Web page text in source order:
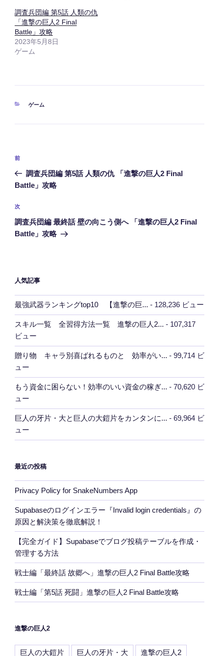
調査兵団編 第5話 人類の仇
「進撃の巨人2 Final
Battle」攻略
2023年5月8日
ゲーム
カ
ゲーム
投
ナ
ゲ
ー
シ
前
の
投
前
調査兵団編 第5話 人類の仇 「進撃の巨人2 Final
Battle」攻略
次
の
投
次
調査兵団編 最終話 壁の向こう側へ 「進撃の巨人2 Final
Battle」攻略
人気記事
最強武器ランキングtop10 【進撃の巨... - 128,236 ビュー
スキル一覧 全習得方法一覧 進撃の巨人2... - 107,317
ビュー
贈り物 キャラ別喜ばれるものと 効率がい... - 99,714 ビ
ュー
もう資金に困らない！効率のいい資金の稼ぎ... - 70,620 ビ
ュー
巨人の牙片・大と巨人の大鎧片をカンタンに... - 69,964 ビ
ュー
最近の投稿
Privacy Policy for SnakeNumbers App
Supabaseのログインエラー『Invalid login credentials』の
原因と解決策を徹底解説！
【完全ガイド】Supabaseでブログ投稿テーブルを作成・
管理する方法
戦士編「最終話 故郷へ」進撃の巨人2 Final Battle攻略
戦士編「第5話 死闘」進撃の巨人2 Final Battle攻略
進撃の巨人2
巨人の大鎧片 巨人の牙片・大 進撃の巨人2